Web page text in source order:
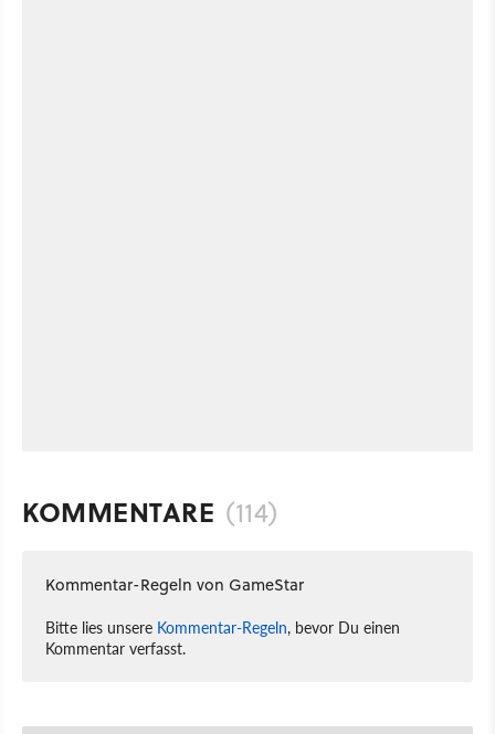
KOMMENTARE (114)
Kommentar-Regeln von GameStar
Bitte lies unsere Kommentar-Regeln, bevor Du einen
Kommentar verfasst.